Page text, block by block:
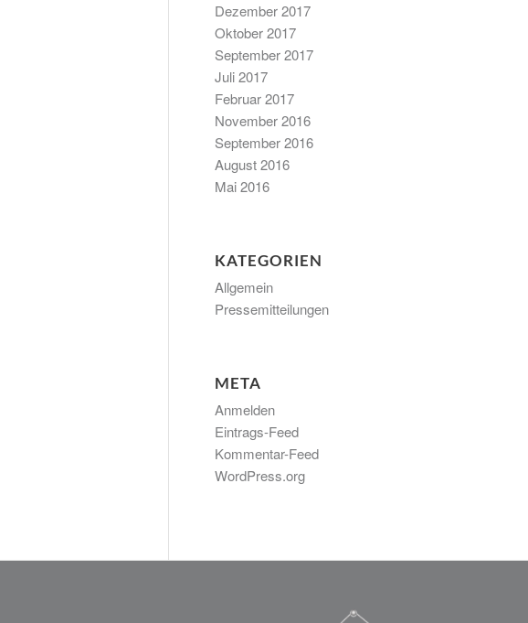
Dezember 2017
Oktober 2017
September 2017
Juli 2017
Februar 2017
November 2016
September 2016
August 2016
Mai 2016
KATEGORIEN
Allgemein
Pressemitteilungen
META
Anmelden
Eintrags-Feed
Kommentar-Feed
WordPress.org